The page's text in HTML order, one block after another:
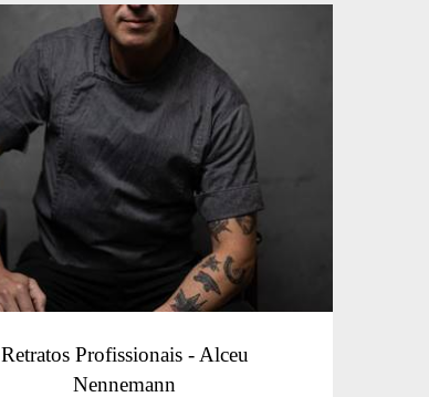
Retratos Profissionais - Alceu
Nennemann